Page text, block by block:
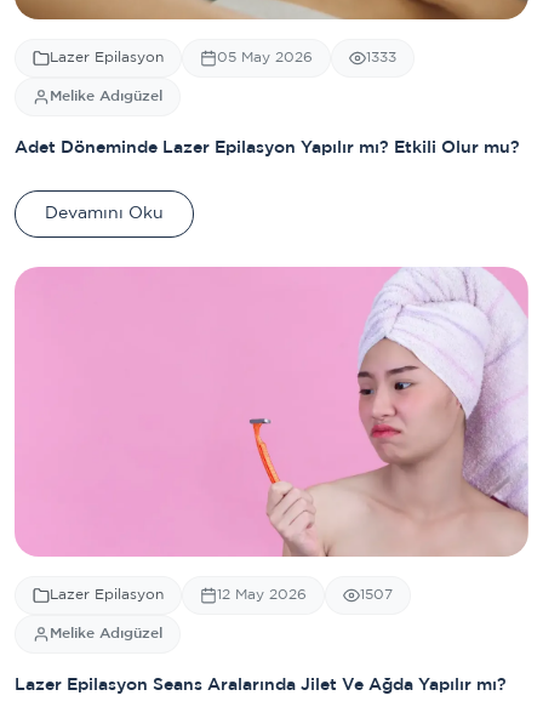
Lazer Epilasyon 05 May 2026 1333
Melike Adıgüzel
Adet Döneminde Lazer Epilasyon Yapılır mı? Etkili Olur mu?
Devamını Oku
Lazer Epilasyon 12 May 2026 1507
Melike Adıgüzel
Lazer Epilasyon Seans Aralarında Jilet Ve Ağda Yapılır mı?